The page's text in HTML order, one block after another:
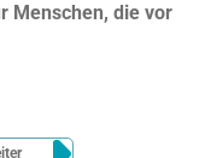
Menschen, die vor